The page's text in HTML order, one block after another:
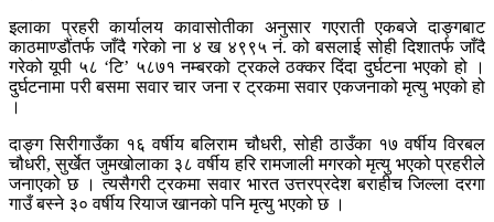
इलाका प्रहरी कार्यालय कावासोतीका अनुसार गएराती एकबजे दाङ्गबाट
काठमाण्डौंतर्फ जाँदै गरेको ना ४ ख ४९९५ नं. को बसलाई सोही दिशातर्फ जाँदै
गरेको यूपी ५८ ‘टि’ ५८७१ नम्बरको ट्रकले ठक्कर दिंदा दुर्घटना भएको हो ।
दुर्घटनामा परी बसमा सवार चार जना र ट्रकमा सवार एकजनाको मृत्यु भएको हो
।
दाङ्ग सिरीगाउँका १६ वर्षीय बलिराम चौधरी, सोही ठाउँका १७ वर्षीय विरबल
चौधरी, सुर्खेत जुमखोलाका ३८ वर्षीय हरि रामजाली मगरको मृत्यु भएको प्रहरीले
जनाएको छ । त्यसैगरी ट्रकमा सवार भारत उत्तरप्रदेश बराहीच जिल्ला दरगा
गाउँ बस्ने ३० वर्षीय रियाज खानको पनि मृत्यु भएको छ ।